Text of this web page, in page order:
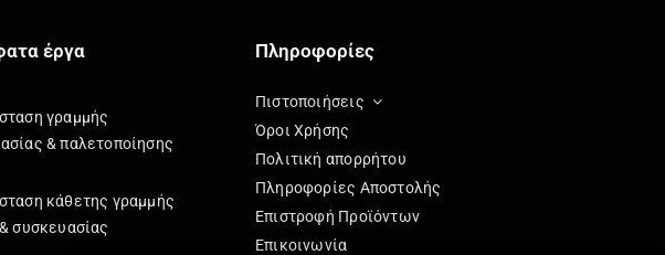
έργα
γραμμής
& παλετοποίησης
κάθετης γραμμής
συσκευασίας
Πληροφορίες
Πιστοποιήσεις
Όροι Χρήσης
Πολιτική απορρήτου
Πληροφορίες Αποστολής
Επιστροφή Προϊόντων
Επικοινωνία